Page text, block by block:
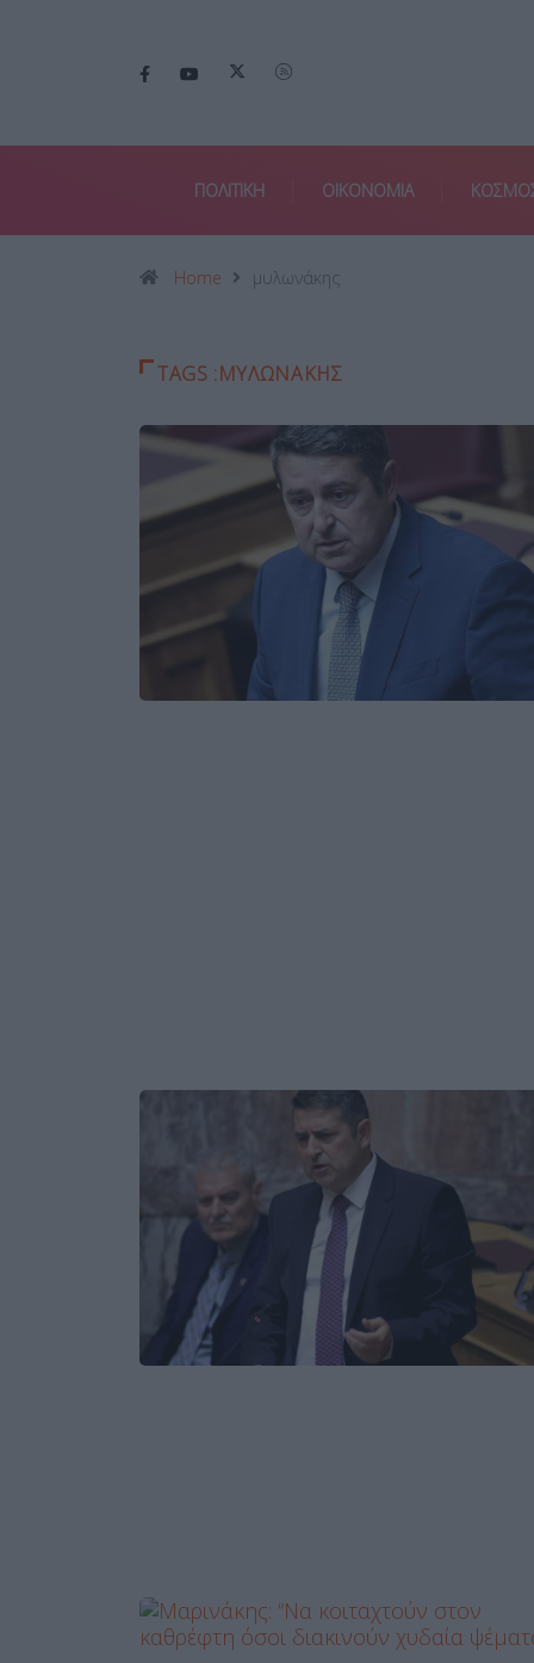
ΠΟΛΙΤΙΚΗ ΟΙΚΟΝΟΜΙΑ
Home μυλωνάκης
TAGS :ΜΥΛΩΝΆΚΗΣ